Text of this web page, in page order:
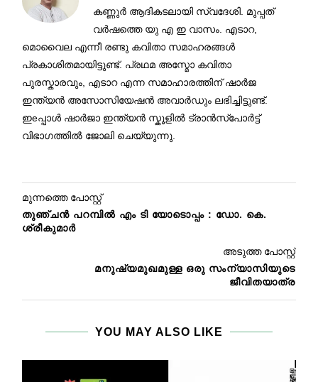
കണ്ണുർ ആദികടലായി സ്വദേശി. മുപ്പത്
വർഷത്തെ യു എ ഇ വാസം. എടാറ,
മൊവൈല എന്നീ രണ്ടു കവിതാ സമാഹരങ്ങൾ
പ്രകാശിതമായിട്ടുണ്ട്. പ്രഥമ അസ്മോ കവിതാ
പുരസ്കാരവും, എടാറ എന്ന സമാഹാരത്തിന് ഷാർജ
ഇന്ത്യൻ അസാേസിയേഷൻ അവാർഡും ലഭിച്ചിട്ടുണ്ട്.
ഇeപ്പാൾ ഷാർജാ ഇന്ത്യൻ സ്കൂളിൽ ട്രാൻസ്പോർട്ട്
വിഭാഗത്തിൽ ജോലി ചെയ്യുന്നു.
മുന്നത്തെ പോസ്റ്റ്
തുഞ്ചൻ പറമ്പിൽ എം ടി യോടൊപ്പം : ഡോ. കെ.
ശ്രീകുമാർ
അടുത്ത പോസ്റ്റ്
മനുഷ്യമുഖമുള്ള ഒരു സംന്യാസിയുടെ
ജീവിതയാത്ര
YOU MAY ALSO LIKE